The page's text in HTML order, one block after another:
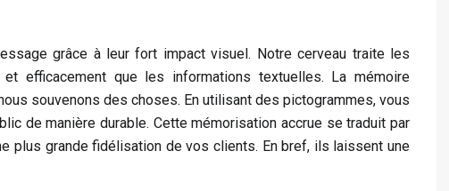
grâce à leur fort impact visuel. Notre cerveau traite les
efficacement que les informations textuelles. La mémoire
souvenons des choses. En utilisant des pictogrammes, vous
de manière durable. Cette mémorisation accrue se traduit par
plus grande fidélisation de vos clients. En bref, ils laissent une